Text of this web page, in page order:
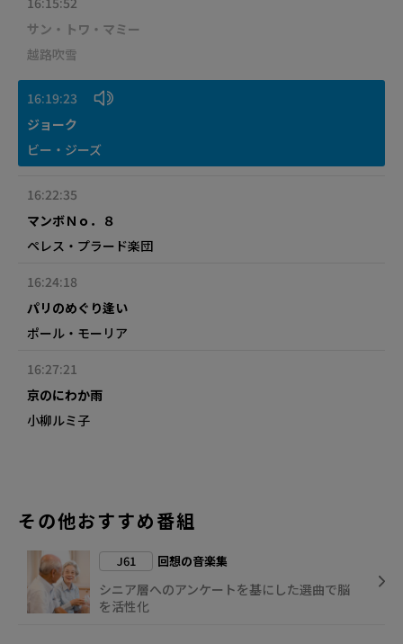
サン・トワ・マミー
越路吹雪
16:19:23
ジョーク
ビー・ジーズ
16:22:35
マンボＮｏ．８
ペレス・プラード楽団
16:24:18
パリのめぐり逢い
ポール・モーリア
16:27:21
京のにわか雨
小柳ルミ子
その他おすすめ番組
J61 回想の音楽集
シニア層へのアンケートを基にした選曲で脳
を活性化